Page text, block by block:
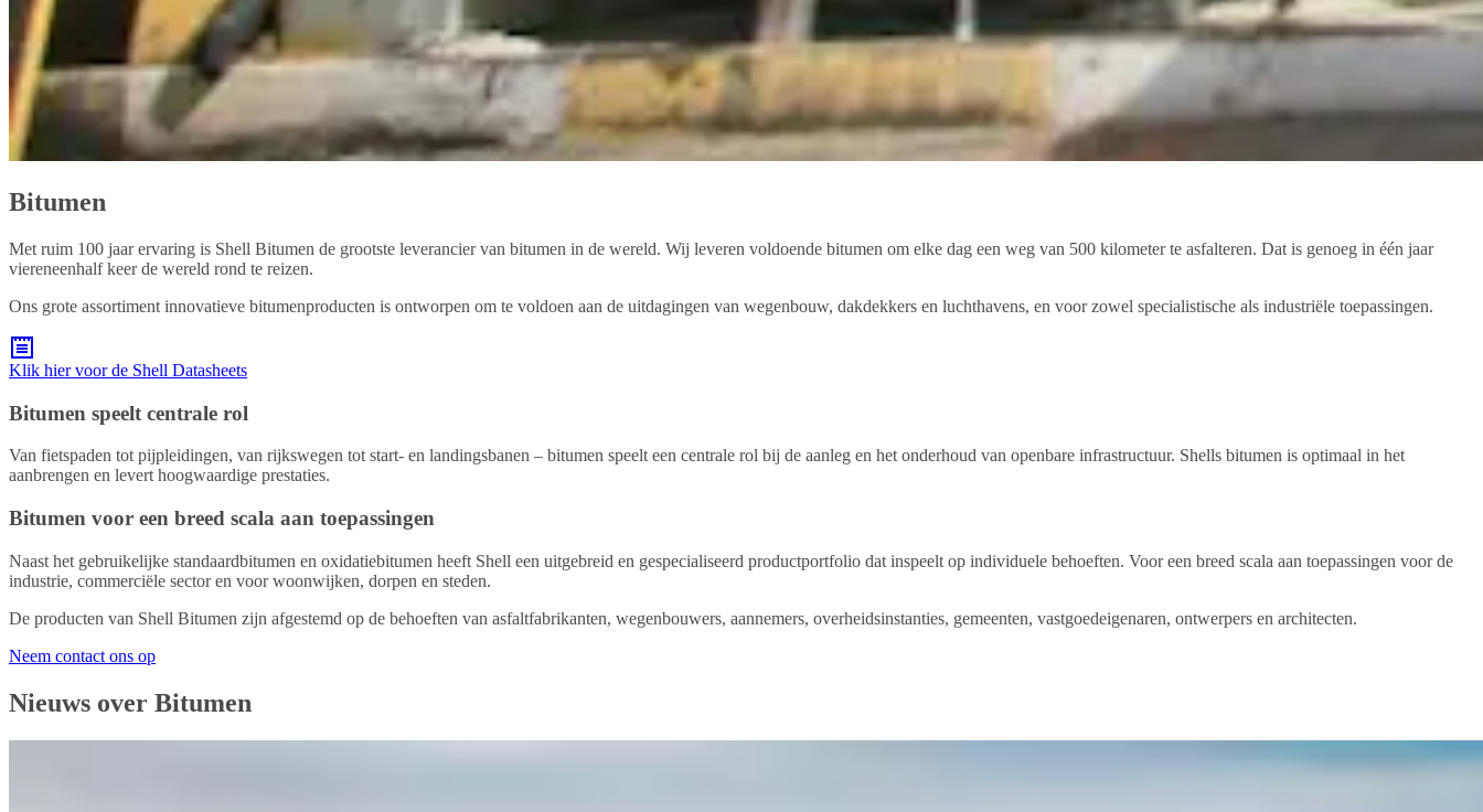
Bitumen
Met ruim 100 jaar ervaring is Shell Bitumen de grootste leverancier van bitumen in de wereld. Wij leveren voldoende bitumen om elke dag een weg van 500 kilometer te asfalteren. Dat is genoeg in één jaar
viereneenhalf keer de wereld rond te reizen.
Ons grote assortiment innovatieve bitumenproducten is ontworpen om te voldoen aan de uitdagingen van wegenbouw, dakdekkers en luchthavens, en voor zowel specialistische als industriële toepassingen.
Klik hier voor de Shell Datasheets
Bitumen speelt centrale rol
Van fietspaden tot pijpleidingen, van rijkswegen tot start- en landingsbanen – bitumen speelt een centrale rol bij de aanleg en het onderhoud van openbare infrastructuur. Shells bitumen is optimaal in het
aanbrengen en levert hoogwaardige prestaties.
Bitumen voor een breed scala aan toepassingen
Naast het gebruikelijke standaardbitumen en oxidatiebitumen heeft Shell een uitgebreid en gespecialiseerd productportfolio dat inspeelt op individuele behoeften. Voor een breed scala aan toepassingen voor de
industrie, commerciële sector en voor woonwijken, dorpen en steden.
De producten van Shell Bitumen zijn afgestemd op de behoeften van asfaltfabrikanten, wegenbouwers, aannemers, overheidsinstanties, gemeenten, vastgoedeigenaren, ontwerpers en architecten.
Neem contact ons op
Nieuws over Bitumen